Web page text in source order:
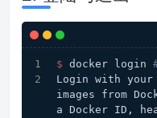
$ docker login
Login with
images from
a Docker ID,